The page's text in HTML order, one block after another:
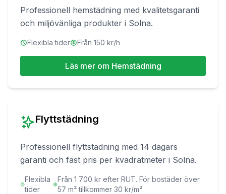
Professionell hemstädning med kvalitetsgaranti
och miljövänliga produkter i Solna.
Flexibla tider Från 150 kr/h
Läs mer om Hemstädning
Flyttstädning
Professionell flyttstädning med 14 dagars
garanti och fast pris per kvadratmeter i Solna.
Flexibla
tider
Från 1 700 kr efter RUT. För bostäder över
57 m² tillkommer 30 kr/m².